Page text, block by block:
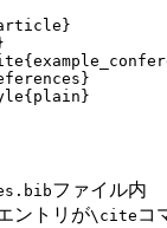
}
{ example
{plain}
ファイル内
ントリが\cite コ